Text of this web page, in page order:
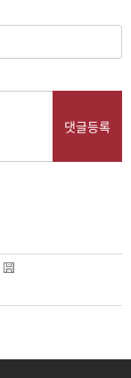
댓글등록